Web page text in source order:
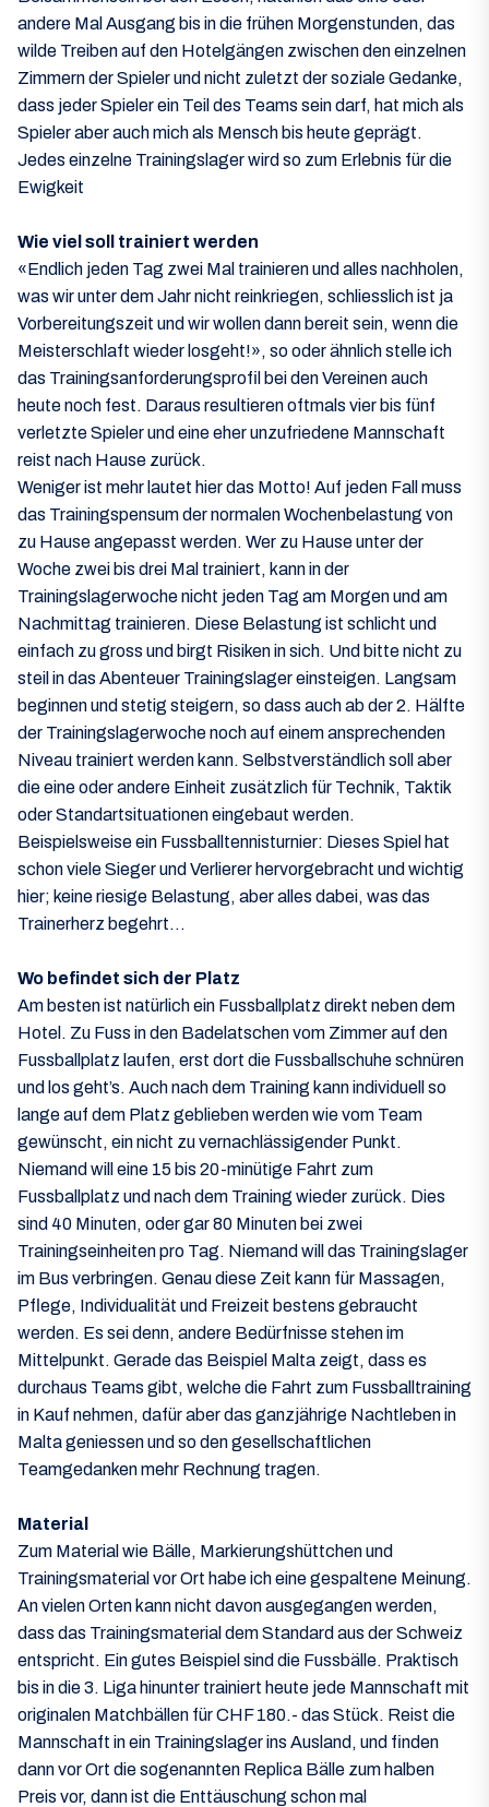
andere Mal Ausgang bis in die frühen Morgenstunden, das
wilde Treiben auf den Hotelgängen zwischen den einzelnen
Zimmern der Spieler und nicht zuletzt der soziale Gedanke,
dass jeder Spieler ein Teil des Teams sein darf, hat mich als
Spieler aber auch mich als Mensch bis heute geprägt.
Jedes einzelne Trainingslager wird so zum Erlebnis für die
Ewigkeit
Wie viel soll trainiert werden
«Endlich jeden Tag zwei Mal trainieren und alles nachholen,
was wir unter dem Jahr nicht reinkriegen, schliesslich ist ja
Vorbereitungszeit und wir wollen dann bereit sein, wenn die
Meisterschlaft wieder losgeht!», so oder ähnlich stelle ich
das Trainingsanforderungsprofil bei den Vereinen auch
heute noch fest. Daraus resultieren oftmals vier bis fünf
verletzte Spieler und eine eher unzufriedene Mannschaft
reist nach Hause zurück.
Weniger ist mehr lautet hier das Motto! Auf jeden Fall muss
das Trainingspensum der normalen Wochenbelastung von
zu Hause angepasst werden. Wer zu Hause unter der
Woche zwei bis drei Mal trainiert, kann in der
Trainingslagerwoche nicht jeden Tag am Morgen und am
Nachmittag trainieren. Diese Belastung ist schlicht und
einfach zu gross und birgt Risiken in sich. Und bitte nicht zu
steil in das Abenteuer Trainingslager einsteigen. Langsam
beginnen und stetig steigern, so dass auch ab der 2. Hälfte
der Trainingslagerwoche noch auf einem ansprechenden
Niveau trainiert werden kann. Selbstverständlich soll aber
die eine oder andere Einheit zusätzlich für Technik, Taktik
oder Standartsituationen eingebaut werden.
Beispielsweise ein Fussballtennisturnier: Dieses Spiel hat
schon viele Sieger und Verlierer hervorgebracht und wichtig
hier; keine riesige Belastung, aber alles dabei, was das
Trainerherz begehrt…
Wo befindet sich der Platz
Am besten ist natürlich ein Fussballplatz direkt neben dem
Hotel. Zu Fuss in den Badelatschen vom Zimmer auf den
Fussballplatz laufen, erst dort die Fussballschuhe schnüren
und los geht’s. Auch nach dem Training kann individuell so
lange auf dem Platz geblieben werden wie vom Team
gewünscht, ein nicht zu vernachlässigender Punkt.
Niemand will eine 15 bis 20-minütige Fahrt zum
Fussballplatz und nach dem Training wieder zurück. Dies
sind 40 Minuten, oder gar 80 Minuten bei zwei
Trainingseinheiten pro Tag. Niemand will das Trainingslager
im Bus verbringen. Genau diese Zeit kann für Massagen,
Pflege, Individualität und Freizeit bestens gebraucht
werden. Es sei denn, andere Bedürfnisse stehen im
Mittelpunkt. Gerade das Beispiel Malta zeigt, dass es
durchaus Teams gibt, welche die Fahrt zum Fussballtraining
in Kauf nehmen, dafür aber das ganzjährige Nachtleben in
Malta geniessen und so den gesellschaftlichen
Teamgedanken mehr Rechnung tragen.
Material
Zum Material wie Bälle, Markierungshüttchen und
Trainingsmaterial vor Ort habe ich eine gespaltene Meinung.
An vielen Orten kann nicht davon ausgegangen werden,
dass das Trainingsmaterial dem Standard aus der Schweiz
entspricht. Ein gutes Beispiel sind die Fussbälle. Praktisch
bis in die 3. Liga hinunter trainiert heute jede Mannschaft mit
originalen Matchbällen für CHF 180.- das Stück. Reist die
Mannschaft in ein Trainingslager ins Ausland, und finden
dann vor Ort die sogenannten Replica Bälle zum halben
Preis vor, dann ist die Enttäuschung schon mal